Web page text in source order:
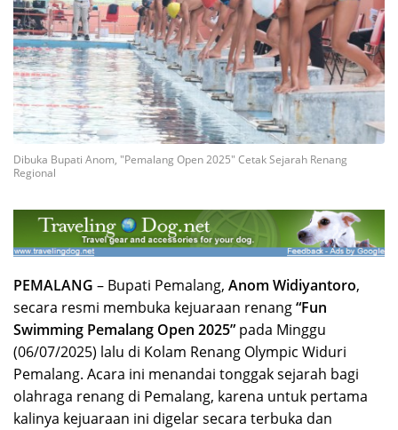
Dibuka Bupati Anom, "Pemalang Open 2025" Cetak Sejarah Renang
Regional
PEMALANG – Bupati Pemalang, Anom Widiyantoro,
secara resmi membuka kejuaraan renang“Fun
Swimming Pemalang Open 2025” pada Minggu
(06/07/2025) lalu di Kolam Renang Olympic Widuri
Pemalang. Acara ini menandai tonggak sejarah bagi
olahraga renang di Pemalang, karena untuk pertama
kalinya kejuaraan ini digelar secara terbuka dan